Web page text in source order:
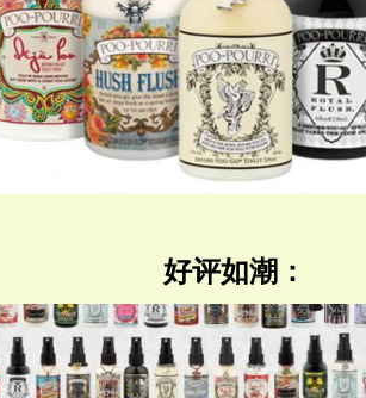
好评如潮：